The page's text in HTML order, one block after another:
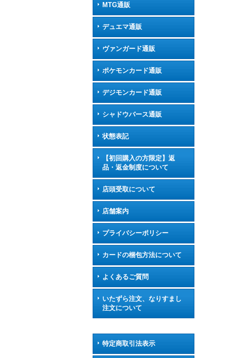
MTG通販
デュエマ通販
ヴァンガード通販
ポケモンカード通販
デジモンカード通販
シャドウバース通販
状態表記
【初回購入の方限定】返
品・返金制度について
店頭受取について
店舗案内
プライバシーポリシー
カードの梱包方法について
よくあるご質問
いたずら注文、なりすまし
注文について
特定商取引法表示